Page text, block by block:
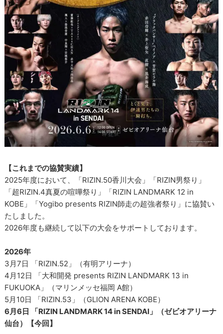
【これまでの協賛実績】
2025年度において、「RIZIN.50香川大会」「RIZIN男祭り」
「超RIZIN.4真夏の喧嘩祭り」「RIZIN LANDMARK 12 in
KOBE」「Yogibo presents RIZIN師走の超強者祭り」に協賛い
たしました。
2026年度も継続して以下の大会をサポートしております。
2026年
3月7日 「RIZIN.52」（有明アリーナ）
4月12日 「大和開発 presents RIZIN LANDMARK 13 in
FUKUOKA」（マリンメッセ福岡 A館）
5月10日 「RIZIN.53」（GLION ARENA KOBE）
6月6日 「RIZIN LANDMARK 14 in SENDAI」（ゼビオアリーナ
仙台）【今回】